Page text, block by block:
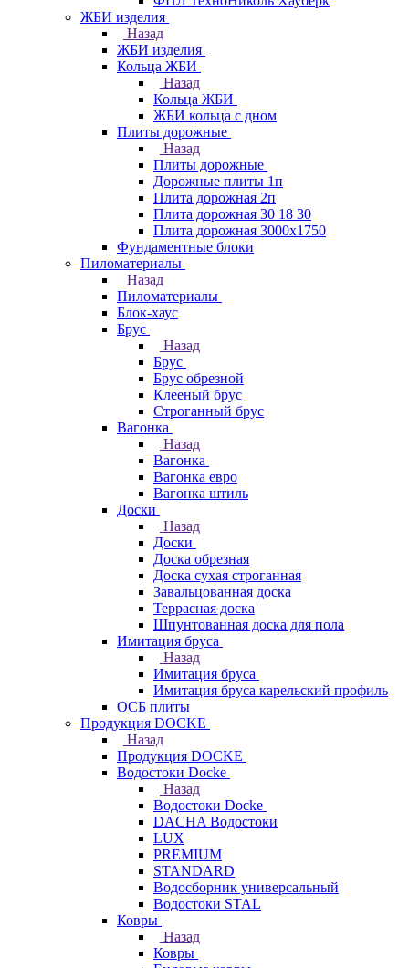
ЖБИ изделия
Назад
ЖБИ изделия
Кольца ЖБИ
Назад
Кольца ЖБИ
ЖБИ кольца с дном
Плиты дорожные
Назад
Плиты дорожные
Дорожные плиты 1п
Плита дорожная 2п
Плита дорожная 30 18 30
Плита дорожная 3000х1750
Фундаментные блоки
Пиломатериалы
Назад
Пиломатериалы
Блок-хаус
Брус
Назад
Брус
Брус обрезной
Клееный брус
Строганный брус
Вагонка
Назад
Вагонка
Вагонка евро
Вагонка штиль
Доски
Назад
Доски
Доска обрезная
Доска сухая строганная
Завальцованная доска
Террасная доска
Шпунтованная доска для пола
Имитация бруса
Назад
Имитация бруса
Имитация бруса карельский профиль
ОСБ плиты
Продукция DOCKE
Назад
Продукция DOCKE
Водостоки Docke
Назад
Водостоки Docke
DACHA Водостоки
LUX
PREMIUM
STANDARD
Водосборник универсальный
Водостоки STAL
Ковры
Назад
Ковры